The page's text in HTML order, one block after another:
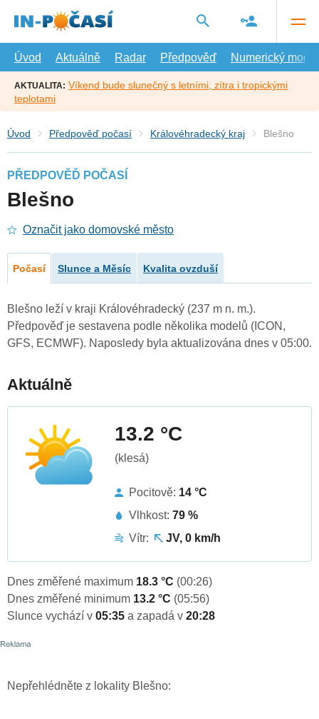
hlavní
Úvod
Aktuálně Radar Předpověď Numerický model
AKTUALITA: Víkend bude slunečný s letními, zítra i tropickými
teplotami
Úvod Předpověď počasí Královéhradecký kraj Blešno
PŘEDPOVĚĎ POČASÍ
Blešno
Označit jako domovské město
Počasí Slunce a Měsíc Kvalita ovzduší
Blešno leží v kraji Královéhradecký (237 m n. m.).
Předpověď je sestavena podle několika modelů (ICON,
GFS, ECMWF). Naposledy byla aktualizována dnes v 05:00.
Aktuálně
13.2 °C
(klesá)
Pocitově: 14 °C
Vlhkost: 79 %
Vítr:
JV, 0 km/h
Dnes změřené maximum 18.3 °C (00:26)
Dnes změřené minimum 13.2 °C (05:56)
Slunce vychází v 05:35 a zapadá v 20:28
Nepřehlédněte z lokality Blešno: